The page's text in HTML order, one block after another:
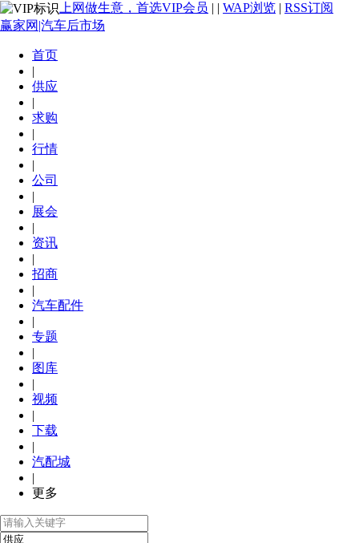
上网做生意，首选VIP会员 | | WAP浏览 | RSS订阅
赢家网|汽车后市场
首页
|
供应
|
求购
|
行情
|
公司
|
展会
|
资讯
|
招商
|
汽车配件
|
专题
|
图库
|
视频
|
下载
|
汽配城
|
更多